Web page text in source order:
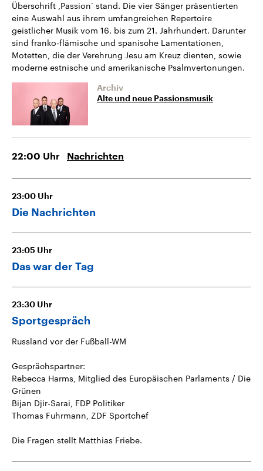
Überschrift ,Passion‘ stand. Die vier Sänger präsentierten
eine Auswahl aus ihrem umfangreichen Repertoire
geistlicher Musik vom 16. bis zum 21. Jahrhundert. Darunter
sind franko-flämische und spanische Lamentationen,
Motetten, die der Verehrung Jesu am Kreuz dienten, sowie
moderne estnische und amerikanische Psalmvertonungen.
Archiv
Alte und neue Passionsmusik
22:00 Uhr Nachrichten
23:00 Uhr
Die Nachrichten
23:05 Uhr
Das war der Tag
23:30 Uhr
Sportgespräch
Russland vor der Fußball-WM
Gesprächspartner:
Rebecca Harms, Mitglied des Europäischen Parlaments / Die
Grünen
Bijan Djir-Sarai, FDP Politiker
Thomas Fuhrmann, ZDF Sportchef
Die Fragen stellt Matthias Friebe.